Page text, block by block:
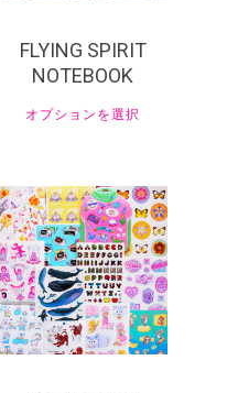
FLYING SPIRIT
NOTEBOOK
オプションを選択
¥385